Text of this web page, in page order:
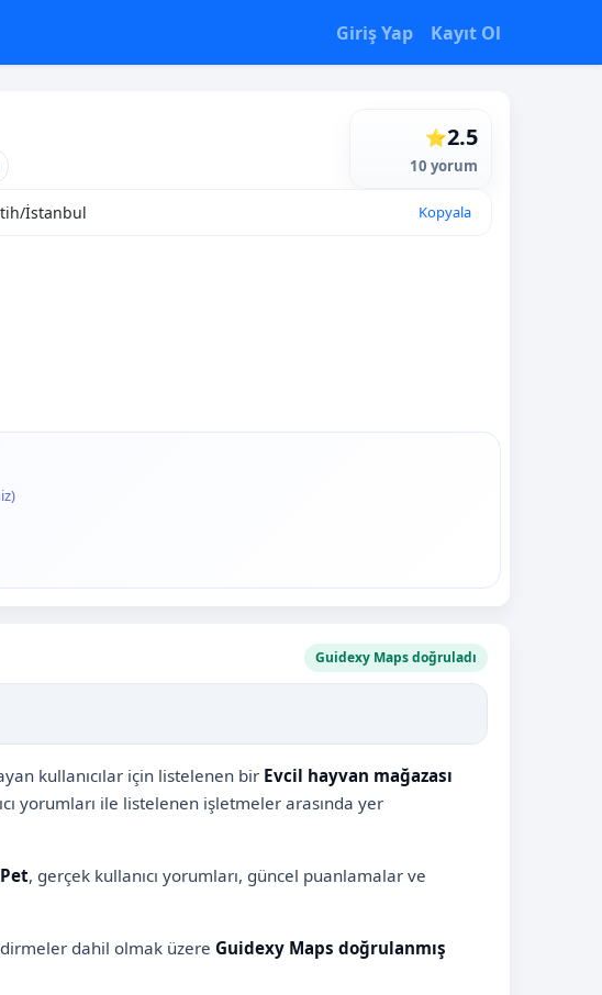
Giriş Yap Kayıt Ol
⭐2.5
10 yorum
İstanbul Kopyala
Guidexy Maps doğruladı
kullanıcılar için listelenen bir Evcil hayvan mağazası
yorumları ile listelenen işletmeler arasında yer
, gerçek kullanıcı yorumları, güncel puanlamalar ve
dahil olmak üzere Guidexy Maps doğrulanmış